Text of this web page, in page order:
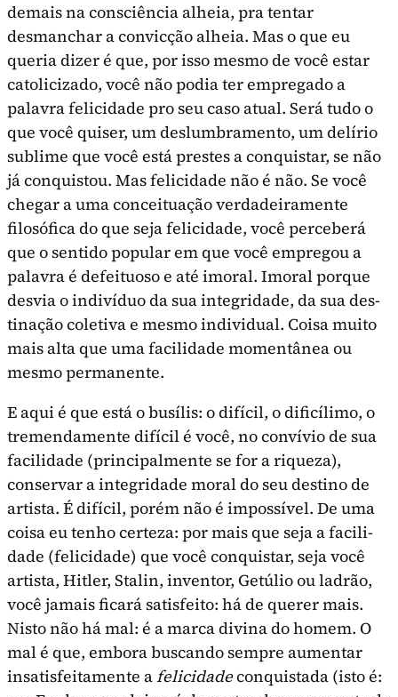
demais na consciência alheia, pra tentar
desmanchar a convicção alheia. Mas o que eu
queria dizer é que, por isso mesmo de você estar
catolicizado, você não podia ter empregado a
palavra felicidade pro seu caso atual. Será tudo o
que você quiser, um deslumbramento, um delírio
sublime que você está prestes a con­quistar, se não
já conquistou. Mas felicidade não é não. Se você
chegar a uma conceituação verdadeiramente
filosófica do que seja felicidade, você per­ceberá
que o sentido popular em que você empregou a
palavra é defeituoso e até imoral. Imoral porque
desvia o indivíduo da sua integridade, da sua des­
tinação coletiva e mesmo individual. Coisa muito
mais alta que uma facilidade momentânea ou
mesmo permanente.
E aqui é que está o busílis: o difícil, o dificí­limo, o
tremendamente difícil é você, no convívio de sua
facilidade (principalmente se for a riqueza),
conservar a integridade moral do seu destino de
artista. É difícil, porém não é impossível. De uma
coisa eu tenho certeza: por mais que seja a facili­
dade (felicidade) que você conquistar, seja você
artista, Hitler, Stalin, inventor, Getúlio ou ladrão,
você jamais ficará satisfeito: há de querer mais.
Nisto não há mal: é a marca divina do homem. O
mal é que, embora buscando sempre aumentar
insatisfeitamente afelicidadeconquistada (isto é: